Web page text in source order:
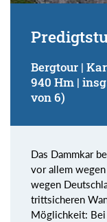
Bergtour |
940 Hm |
von 6)
Das Dammkar
vor allem
wegen
trittsicheren
Möglichkeit: Bei